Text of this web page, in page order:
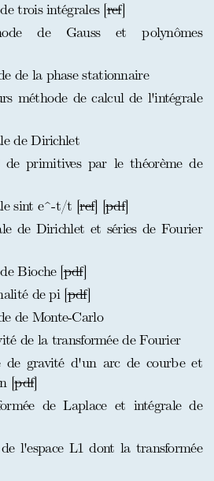
trois intégrales [ref]
de Gauss et polynômes
de la phase stationnaire
méthode de calcul de l'intégrale
de Dirichlet
de primitives par le théorème de
sint e^-t/t [ref] [pdf]
de Dirichlet et séries de Fourier
Bioche [pdf]
de pi [pdf]
de Monte-Carlo
de la transformée de Fourier
de gravité d'un arc de courbe et
[pdf]
de Laplace et intégrale de
l'espace L1 dont la transformée